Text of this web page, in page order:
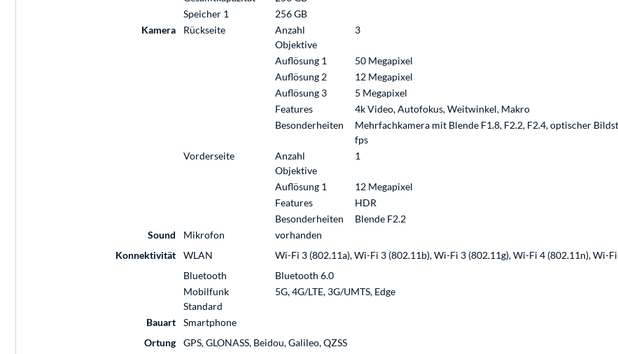
Speicher 1
256 GB
Kamera
Rückseite
Anzahl
Objektive
3
Auflösung 1
50 Megapixel
Auflösung 2
12 Megapixel
Auflösung 3
5 Megapixel
Features
4k Video, Autofokus, Weitwinkel, Makro
Besonderheiten
Mehrfachkamera mit Blende F1.8, F2.2, F2.4, optischer
fps
Vorderseite
Anzahl
Objektive
1
Auflösung 1
12 Megapixel
Features
HDR
Besonderheiten
Blende F2.2
Sound
Mikrofon
vorhanden
Konnektivität
WLAN
Wi-Fi 3 (802.11a), Wi-Fi 3 (802.11b), Wi-Fi 3 (802.11g), Wi-Fi 4 (802.11n), Wi-
Bluetooth
Bluetooth 6.0
Mobilfunk
Standard
5G, 4G/LTE, 3G/UMTS, Edge
Bauart
Smartphone
Ortung
GPS, GLONASS, Beidou, Galileo, QZSS